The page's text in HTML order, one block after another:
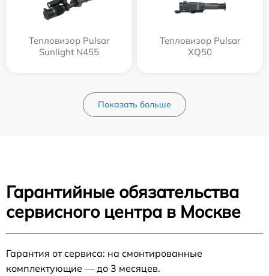
Тепловизор Pulsar
Sunlight N455
Тепловизор Pulsar
XQ50
Показать больше
Гарантийные обязательства
сервисного центра в Москве
Гарантия от сервиса: на смонтированные
комплектующие — до 3 месяцев.